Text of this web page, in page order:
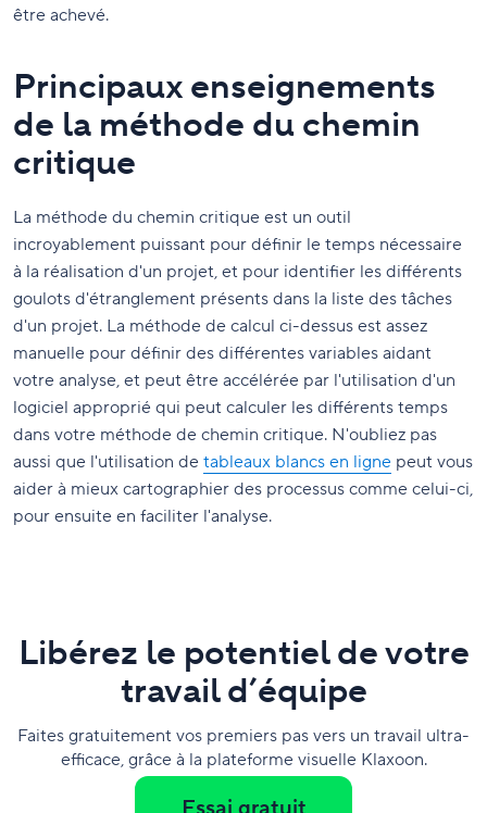
être achevé.
Principaux enseignements
de la méthode du chemin
critique
La méthode du chemin critique est un outil
incroyablement puissant pour définir le temps nécessaire
à la réalisation d'un projet, et pour identifier les différents
goulots d'étranglement présents dans la liste des tâches
d'un projet. La méthode de calcul ci-dessus est assez
manuelle pour définir des différentes variables aidant
votre analyse, et peut être accélérée par l'utilisation d'un
logiciel approprié qui peut calculer les différents temps
dans votre méthode de chemin critique. N'oubliez pas
aussi que l'utilisation de tableaux blancs en ligne peut vous
aider à mieux cartographier des processus comme celui-ci,
pour ensuite en faciliter l'analyse.
Libérez le potentiel de votre
travail d’équipe
Faites gratuitement vos premiers pas vers un travail ultra-
efficace, grâce à la plateforme visuelle Klaxoon.